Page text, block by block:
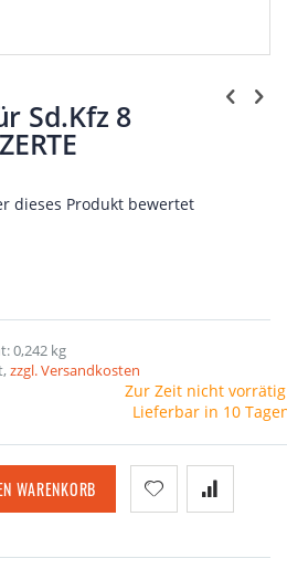
Sd.Kfz 8
dieses Produkt bewertet
0,242 kg
zzgl. Versandkosten
Zur Zeit nicht
Lieferbar in 10
WARENKORB